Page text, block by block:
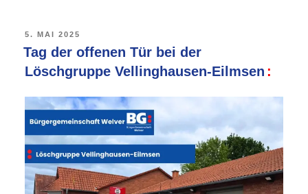
der
Schulsituation
in
Borgeln
wird
beraten!“
VERÖFFENTLICHT
AM
5. MAI 2025
Tag der offenen Tür bei der
Löschgruppe Vellinghausen-Eilmsen